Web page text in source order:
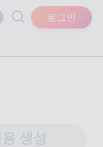
로그인
큰을 받으세요!